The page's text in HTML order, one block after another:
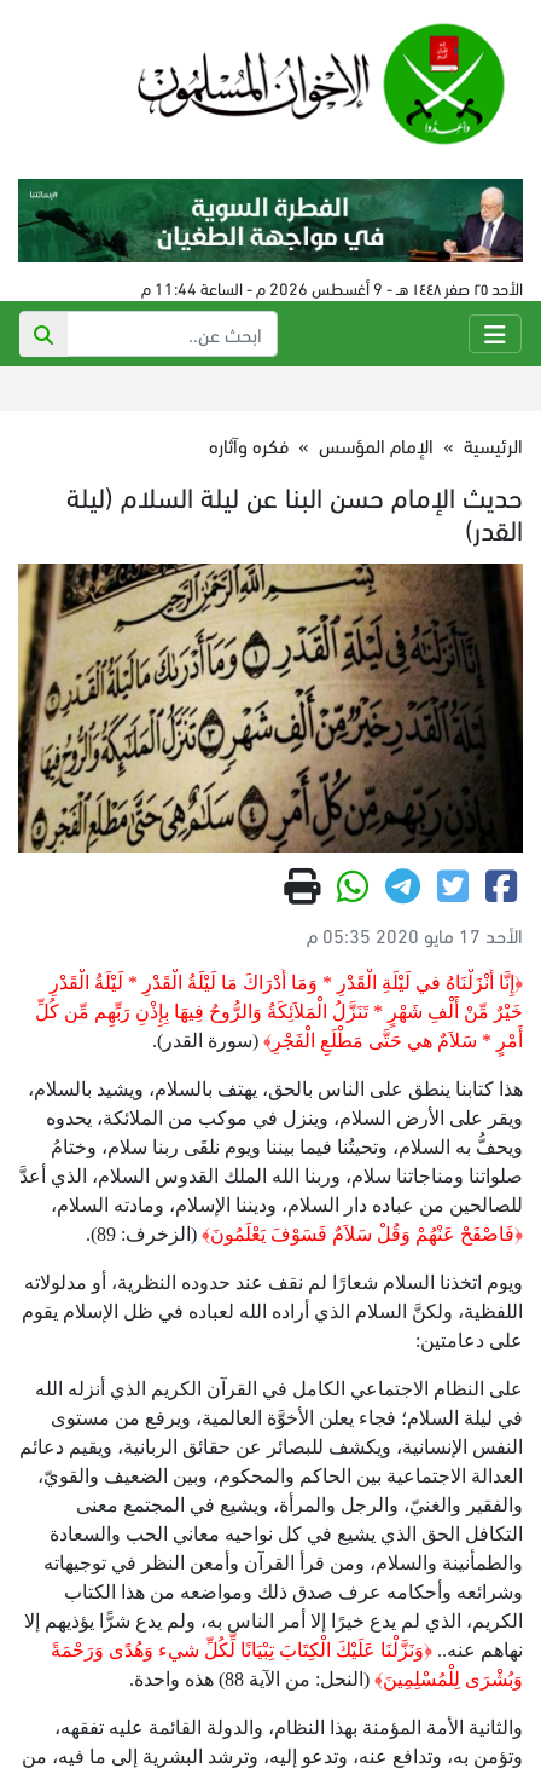
الأحد ٢٥ صفر ١٤٤٨ هـ - 9 أغسطس 2026 م - الساعة 11:44 م
الرئيسية » الإمام المؤسس » فكره وآثاره
حديث الإمام حسن البنا عن ليلة السلام (ليلة
القدر)
الأحد 17 مايو 2020 05:35 م
﴿إِنَّا أَنْزَلْنَاهُ في لَيْلَةِ الْقَدْرِ * وَمَا أَدْرَاكَ مَا لَيْلَةُ الْقَدْرِ * لَيْلَةُ الْقَدْرِ
خَيْرٌ مِّنْ أَلْفِ شَهْرٍ * تَنَزَّلُ الْمَلاَئِكَةُ وَالرُّوحُ فِيهَا بِإِذْنِ رَبِّهِم مِّن كُلِّ
أَمْرٍ * سَلاَمٌ هي حَتَّى مَطْلَعِ الْفَجْرِ﴾ (سورة القدر).
هذا كتابنا ينطق على الناس بالحق، يهتف بالسلام، ويشيد بالسلام،
ويقر على الأرض السلام، وينزل في موكب من الملائكة، يحدوه
ويحفُّ به السلام، وتحيتُنا فيما بيننا ويوم نلقَى ربنا سلام، وختامُ
صلواتنا ومناجاتنا سلام، وربنا الله الملك القدوس السلام، الذي أعدَّ
للصالحين من عباده دار السلام، وديننا الإسلام، ومادته السلام،
﴿فَاصْفَحْ عَنْهُمْ وَقُلْ سَلاَمٌ فَسَوْفَ يَعْلَمُونَ﴾ (الزخرف: 89).
ويوم اتخذنا السلام شعارًا لم نقف عند حدوده النظرية، أو مدلولاته
اللفظية، ولكنَّ السلام الذي أراده الله لعباده في ظل الإسلام يقوم
على دعامتين:
على النظام الاجتماعي الكامل في القرآن الكريم الذي أنزله الله
في ليلة السلام؛ فجاء يعلن الأخوَّة العالمية، ويرفع من مستوى
النفس الإنسانية، ويكشف للبصائر عن حقائق الربانية، ويقيم دعائم
العدالة الاجتماعية بين الحاكم والمحكوم، وبين الضعيف والقويّ،
والفقير والغنيّ، والرجل والمرأة، ويشيع في المجتمع معنى
التكافل الحق الذي يشيع في كل نواحيه معاني الحب والسعادة
والطمأنينة والسلام، ومن قرأ القرآن وأمعن النظر في توجيهاته
وشرائعه وأحكامه عرف صدق ذلك ومواضعه من هذا الكتاب
الكريم، الذي لم يدع خيرًا إلا أمر الناس به، ولم يدع شرًّا يؤذيهم إلا
نهاهم عنه.. ﴿وَنَزَّلْنَا عَلَيْكَ الْكِتَابَ تِبْيَانًا لِّكُلِّ شيء وَهُدًى وَرَحْمَةً
وَبُشْرَى لِلْمُسْلِمِينَ﴾ (النحل: من الآية 88) هذه واحدة.
والثانية الأمة المؤمنة بهذا النظام، والدولة القائمة عليه تفقهه،
وتؤمن به، وتدافع عنه، وتدعو إليه، وترشد البشرية إلى ما فيه، من